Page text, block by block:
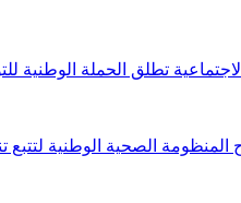
تطلق الحملة
المنظومة الصحية الوطنية